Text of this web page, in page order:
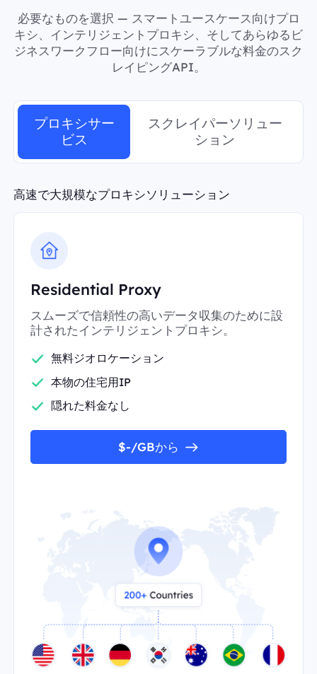
必要なものを選択 — スマートユースケース向けプロ
キシ、インテリジェントプロキシ、そしてあらゆるビ
ジネスワークフロー向けにスケーラブルな料金のスク
レイピングAPI。
プロキシサー
ビス
スクレイパーソリュー
ション
高速で大規模なプロキシソリューション
Residential Proxy
スムーズで信頼性の高いデータ収集のために設
計されたインテリジェントプロキシ。
無料ジオロケーション
本物の住宅用IP
隠れた料金なし
$-/GBから